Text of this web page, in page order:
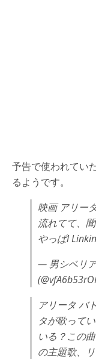
予告で使われてい
るようです。
映画 アリー
流れてて、
やっぱl
— 男シベリ
アリータ バ
タが歌って
いる？この
の主題歌、